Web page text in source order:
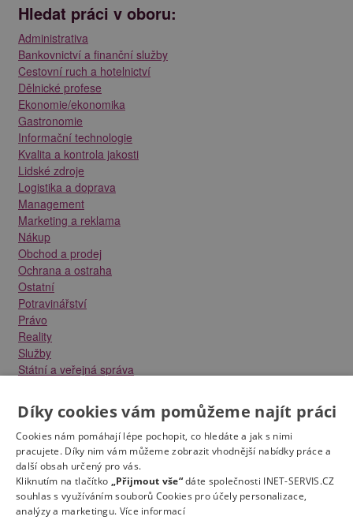
Hledat práci v oboru:
Administrativa
Bankovnictví a finanční služby
Cestovní ruch a hotelnictví
Dělnické profese
Ekonomie/ekonomika
Gastronomie
Informační technologie
Kvalita a kontrola jakosti
Lidské zdroje
Logistika a doprava
Management
Marketing a reklama
Nákup
Obchod a prodej
Ochrana a ostraha
Ostatní
Potravinářství
Právo
Reality
Služby
Státní a veřejná správa
Strojírenství
Technika a elektrotechnika
Tvůrčí práce a design
Výroba
Vzdělávání a školství
Zdravotnictví
Zemědělství, lesnictví a vodní hospodářství
Díky cookies vám pomůžeme najít práci
Cookies nám pomáhají lépe pochopit, co hledáte a jak s nimi
pracujete. Díky nim vám můžeme zobrazit vhodnější nabídky práce a
další obsah určený pro vás.
Kliknutím na tlačítko „Přijmout vše“dáte společnosti INET-SERVIS.CZ
souhlas s využíváním souborů Cookies pro účely personalizace,
analýzy a marketingu. Více informací